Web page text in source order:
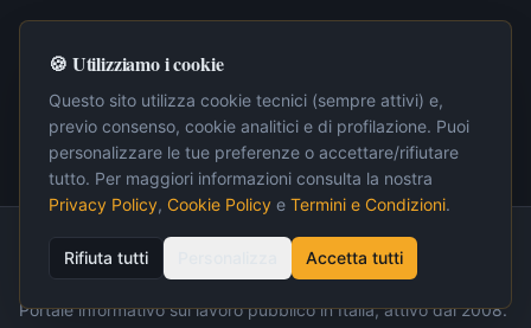
Concorsi Gazzetta Ufficiale del 24 marzo 2026
Concorsi Gazzetta Ufficiale del 20 marzo 2026
Concorsi Gazzetta Ufficiale del 17 marzo 2026
LavoroInternet.org
Portale informativo sul lavoro pubblico in Italia, attivo dal 2008.
🍪 Utilizziamo i cookie
Questo sito utilizza cookie tecnici (sempre attivi) e,
previo consenso, cookie analitici e di profilazione. Puoi
personalizzare le tue preferenze o accettare/rifiutare
tutto. Per maggiori informazioni consulta la nostra
Privacy Policy, Cookie Policy e Termini e Condizioni.
Rifiuta tutti Accetta tutti